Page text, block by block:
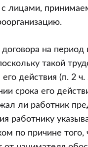
лицами,
на период
такой
действия (п. 2
срока его
ли работник
работнику
по причине